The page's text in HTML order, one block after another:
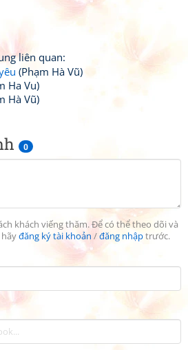
0
khách viếng thăm. Để có thể theo dõi và
đăng ký tài khoản /đăng nhậptrước.
liên quan:
(Phạm Hà Vũ)
Ha Vu)
Hà Vũ)